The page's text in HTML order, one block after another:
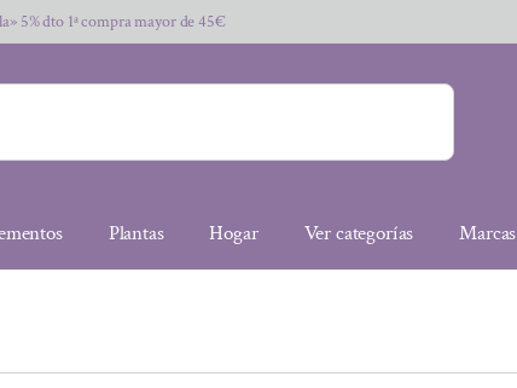
5% dto 1ª compra mayor de 45€
Plantas Hogar Ver categorías Marcas